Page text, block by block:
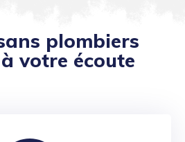
plombiers
votre écoute